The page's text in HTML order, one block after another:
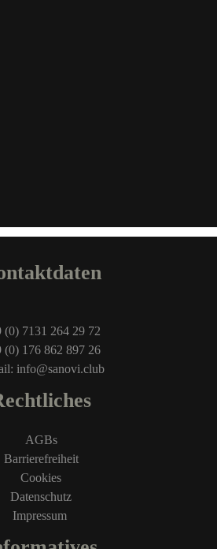
(0) 7131 264 29 72
(0) 176 862 897 26
info@sanovi.club
AGBs
Barrierefreiheit
Cookies
Datenschutz
Impressum